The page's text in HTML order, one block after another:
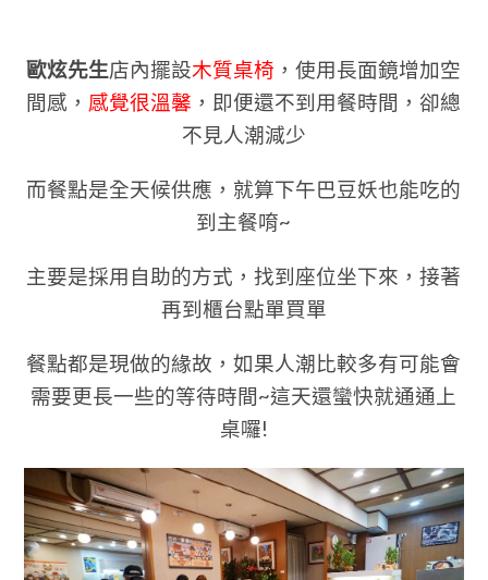
歐炫先生店內擺設木質桌椅 ，使用長面鏡增加空
間感， 感覺很溫馨 ，即便還不到用餐時間，卻總
不見人潮減少
而餐點是全天候供應，就算下午巴豆妖也能吃的
到主餐唷~
主要是採用自助的方式，找到座位坐下來，接著
再到櫃台點單買單
餐點都是現做的緣故，如果人潮比較多有可能會
需要更長一些的等待時間~這天還蠻快就通通上
桌囉!